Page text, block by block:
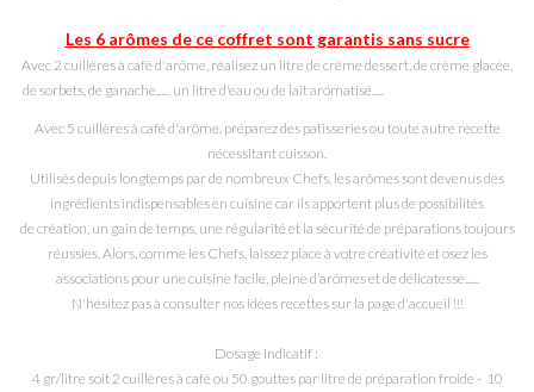
Les 6 arômes de ce coffret sont garantis sans sucre
Avec 2 cuillères à café d'arôme, réalisez un litre de crême dessert, de crême glacée,
de sorbets, de ganache,.... un litre d'eau ou de lait aromatisé.....
Avec 5 cuillères à café d'arôme, préparez des patisseries ou toute autre recette
nécessitant cuisson.
Utilisés depuis longtemps par de nombreux Chefs, les arômes sont devenus des
ingrédients indispensables en cuisine car ils apportent plus de possibilités
de création, un gain de temps, une régularité et la sécurité de préparations toujours
réussies. Alors, comme les Chefs, laissez place à votre créativité et osez les
associations pour une cuisine facile, pleine d’arômes et de délicatesse......
N'hésitez pas à consulter nos idées recettes sur la page d'accueil !!!
Dosage indicatif :
4 gr/litre soit 2 cuillères à café ou 50 gouttes par litre de préparation froide - 10